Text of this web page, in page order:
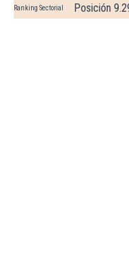
Ranking Sectorial Posición